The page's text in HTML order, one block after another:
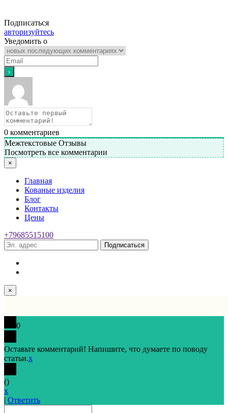
Подписаться
авторизуйтесь
Уведомить о
0 комментариев
Межтекстовые Отзывы
Посмотреть все комментарии
×
Главная
Кованые изделия
Блог
Контакты
Цены
+79685515100
Подписаться
×
0
Оставьте комментарий! Напишите, что думаете по поводу
статьи.x
()
x
| Ответить